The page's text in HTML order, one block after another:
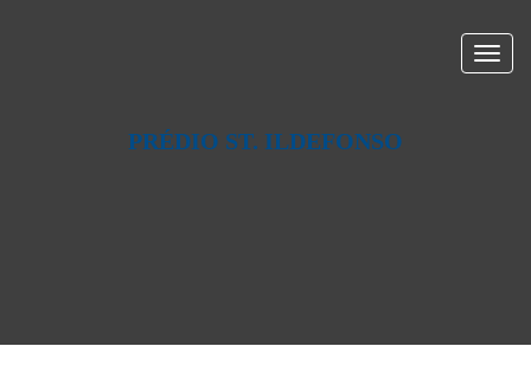
PRÉDIO ST. ILDEFONSO